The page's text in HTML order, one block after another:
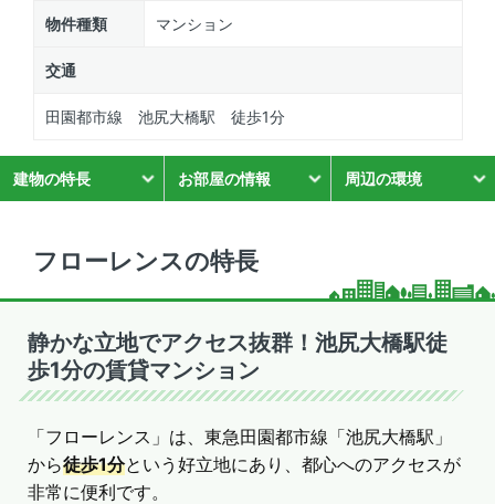
物件種類 マンション
交通
田園都市線 池尻大橋駅 徒歩1分
建物の特長 お部屋の情報 周辺の環境
フローレンスの特長
静かな立地でアクセス抜群！池尻大橋駅徒
歩1分の賃貸マンション
「フローレンス」は、東急田園都市線「池尻大橋駅」
から徒歩1分という好立地にあり、都心へのアクセスが
非常に便利です。